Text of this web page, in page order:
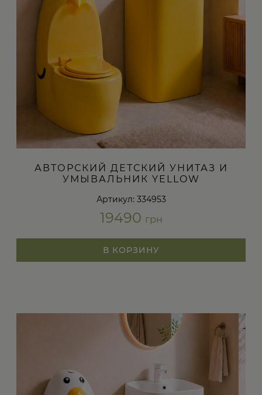
АВТОРСКИЙ ДЕТСКИЙ УНИТАЗ И
УМЫВАЛЬНИК YELLOW
Артикул: 334953
19490 грн
В КОРЗИНУ